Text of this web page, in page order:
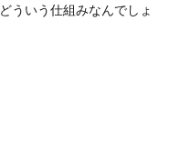
ういう仕組みなんでしょ